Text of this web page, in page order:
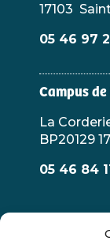
17103
05 46 97
Campus de
La
BP20129
05 46 84